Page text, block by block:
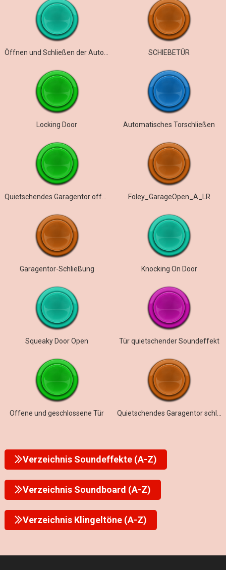
SCHIEBETÜR
Locking Door Automatisches Torschließen
Quietschendes Garagentor offen Foley_GarageOpen_A_LR
Garagentor-Schließung Knocking On Door
Squeaky Door Open Tür quietschender Soundeffekt
Offene und geschlossene Tür
Verzeichnis Soundeffekte (A-Z)
Verzeichnis Soundboard (A-Z)
Verzeichnis Klingeltöne (A-Z)